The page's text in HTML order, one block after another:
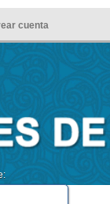
cuenta